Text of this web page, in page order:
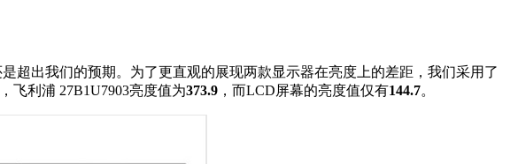
超出我们的预期。为了更直观的展现两款显示器在亮度上的差距，我们采用了
飞利浦 27B1U7903亮度值为373.9 ，而LCD屏幕的亮度值仅有144.7。